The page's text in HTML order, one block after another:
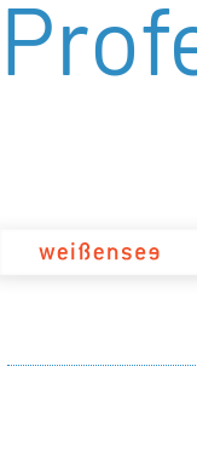
zum
Inhalt